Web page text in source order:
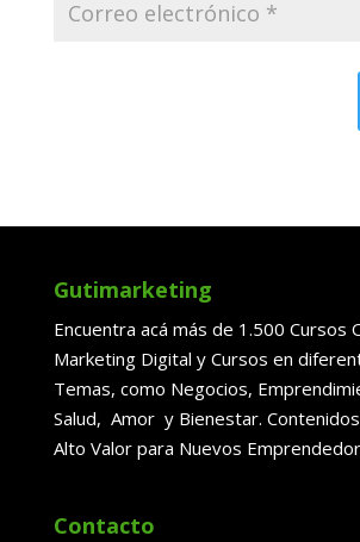
Gutimarketing
Encuentra acá más de 1.500 Cursos
Marketing Digital y Cursos en
Temas, como Negocios,
Salud, Amor y Bienestar.
Alto Valor para Nuevos
Contacto